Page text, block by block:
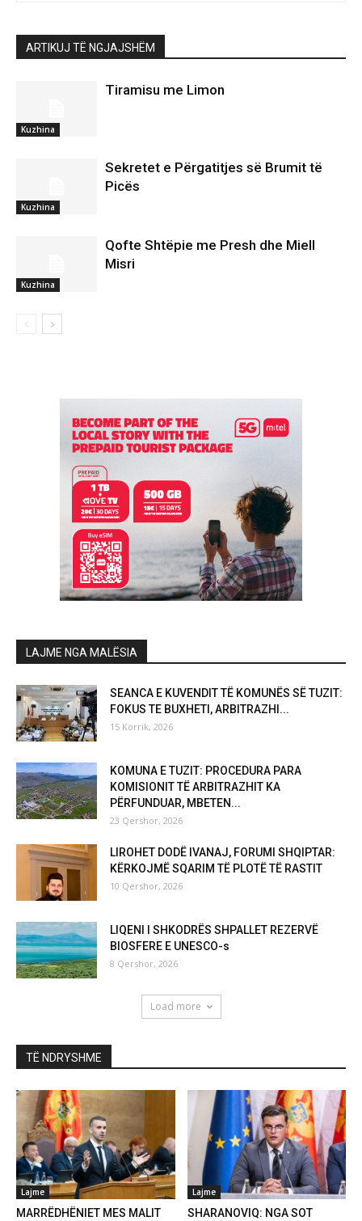
ARTIKUJ TË NGJAJSHËM
Kuzhina
Tiramisu me Limon
Kuzhina
Sekretet e Përgatitjes së Brumit të
Picës
Kuzhina
Qofte Shtëpie me Presh dhe Miell
Misri
LAJME NGA MALËSIA
SEANCA E KUVENDIT TË KOMUNËS SË TUZIT:
FOKUS TE BUXHETI, ARBITRAZHI...
15 Korrik, 2026
KOMUNA E TUZIT: PROCEDURA PARA
KOMISIONIT TË ARBITRAZHIT KA
PËRFUNDUAR, MBETEN...
23 Qershor, 2026
LIROHET DODË IVANAJ, FORUMI SHQIPTAR:
KËRKOJMË SQARIM TË PLOTË TË RASTIT
10 Qershor, 2026
LIQENI I SHKODRËS SHPALLET REZERVË
BIOSFERE E UNESCO-s
8 Qershor, 2026
Load more
TË NDRYSHME
Lajme
MARRËDHËNIET MES MALIT
Lajme
SHARANOVIQ: NGA SOT